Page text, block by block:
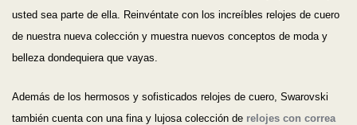
usted sea parte de ella. Reinvéntate con los increíbles relojes de cuero
de nuestra nueva colección y muestra nuevos conceptos de moda y
belleza dondequiera que vayas.
Además de los hermosos y sofisticados relojes de cuero, Swarovski
también cuenta con una fina y lujosa colección de relojes con correa